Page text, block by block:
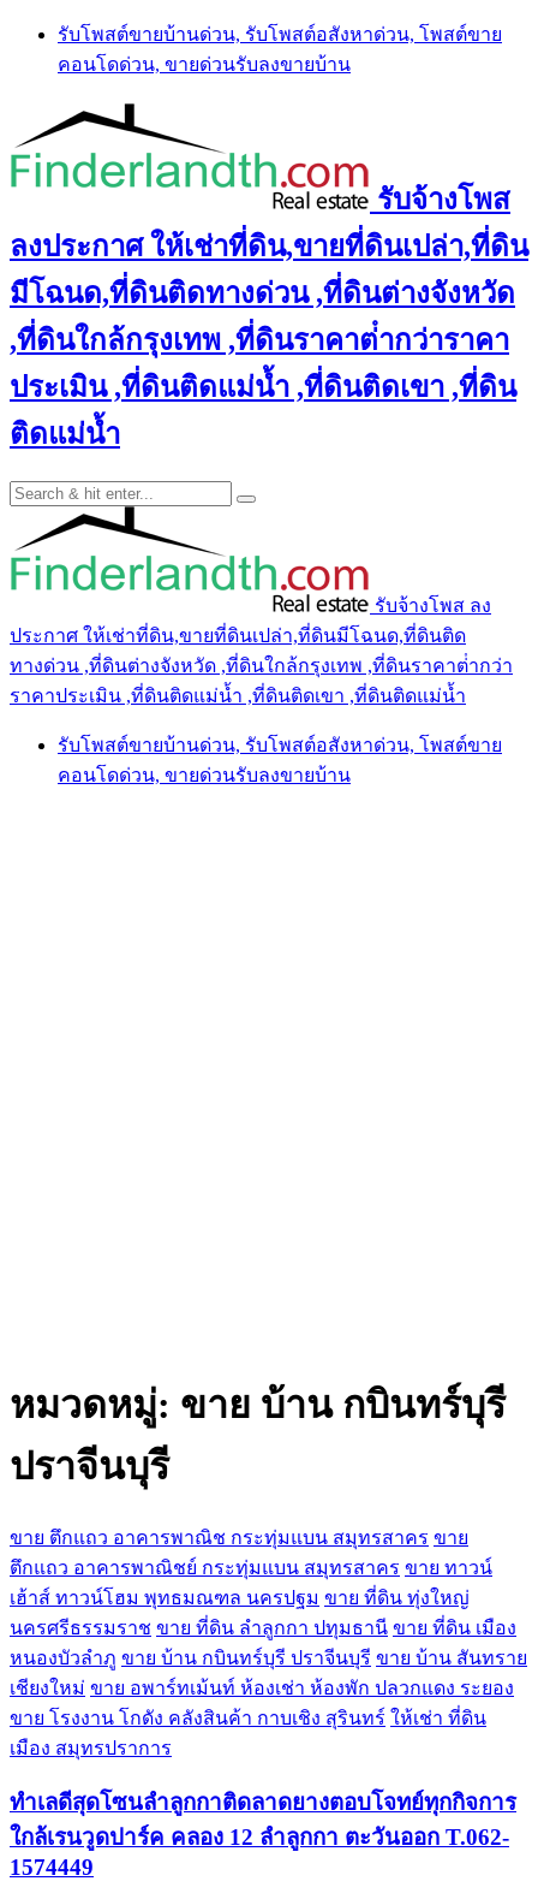
Skip
content
รับโพสต์ขายบ้านด่วน, รับโพสต์อสังหาด่วน, โพสต์ขาย
คอนโดด่วน, ขายด่วนรับลงขายบ้าน
รับจ้างโพส
ลงประกาศ ให้เช่าที่ดิน,ขายที่ดินเปล่า,ที่ดิน
มีโฉนด,ที่ดินติดทางด่วน ,ที่ดินต่างจังหวัด
,ที่ดินใกล้กรุงเทพ ,ที่ดินราคาต่ํากว่าราคา
ประเมิน ,ที่ดินติดแม่น้ำ ,ที่ดินติดเขา ,ที่ดิน
ติดแม่น้ำ
รับจ้างโพส ลง
ประกาศ ให้เช่าที่ดิน,ขายที่ดินเปล่า,ที่ดินมีโฉนด,ที่ดินติด
ทางด่วน ,ที่ดินต่างจังหวัด ,ที่ดินใกล้กรุงเทพ ,ที่ดินราคาต่ํากว่า
ราคาประเมิน ,ที่ดินติดแม่น้ำ ,ที่ดินติดเขา ,ที่ดินติดแม่น้ำ
รับโพสต์ขายบ้านด่วน, รับโพสต์อสังหาด่วน, โพสต์ขาย
คอนโดด่วน, ขายด่วนรับลงขายบ้าน
หมวดหมู่: ขาย บ้าน กบินทร์บุรี
ปราจีนบุรี
ขาย ตึกแถว อาคารพาณิช กระทุ่มแบน สมุทรสาคร ขาย
ตึกแถว อาคารพาณิชย์ กระทุ่มแบน สมุทรสาคร ขาย ทาวน์
เฮ้าส์ ทาวน์โฮม พุทธมณฑล นครปฐม ขาย ที่ดิน ทุ่งใหญ่
นครศรีธรรมราช ขาย ที่ดิน ลำลูกกา ปทุมธานี ขาย ที่ดิน เมือง
หนองบัวลำภู ขาย บ้าน กบินทร์บุรี ปราจีนบุรี ขาย บ้าน สันทราย
เชียงใหม่ ขาย อพาร์ทเม้นท์ ห้องเช่า ห้องพัก ปลวกแดง ระยอง
ขาย โรงงาน โกดัง คลังสินค้า กาบเชิง สุรินทร์ ให้เช่า ที่ดิน
เมือง สมุทรปราการ
ทำเลดีสุดโซนลำลูกกาติดลาดยางตอบโจทย์ทุกกิจการ
ใกล้เรนวูดปาร์ค คลอง 12 ลำลูกกา ตะวันออก T.062-
1574449